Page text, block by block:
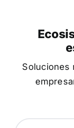
Soluciones